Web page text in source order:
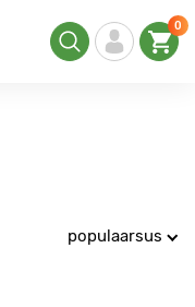
0
populaarsus